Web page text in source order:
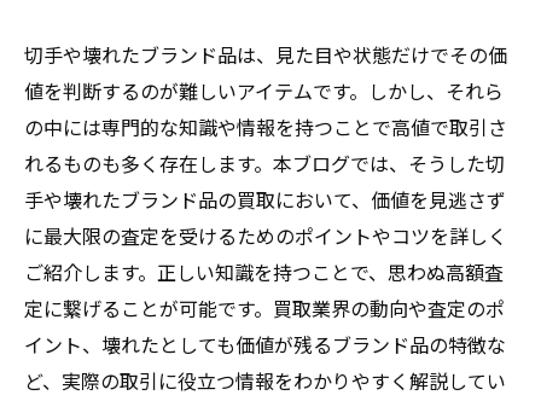
切手や壊れたブランド品は、見た目や状態だけでその価
値を判断するのが難しいアイテムです。しかし、それら
の中には専門的な知識や情報を持つことで高値で取引さ
れるものも多く存在します。本ブログでは、そうした切
手や壊れたブランド品の買取において、価値を見逃さず
に最大限の査定を受けるためのポイントやコツを詳しく
ご紹介します。正しい知識を持つことで、思わぬ高額査
定に繋げることが可能です。買取業界の動向や査定のポ
イント、壊れたとしても価値が残るブランド品の特徴な
ど、実際の取引に役立つ情報をわかりやすく解説してい